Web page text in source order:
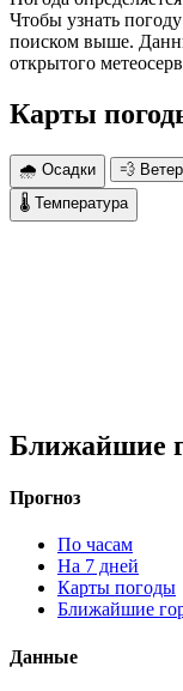
Чтобы узнать
поиском выше.
открытого
Карты
🌧 Осадки 💨
🌡 Температура
Ближайшие
Прогноз
По часам
На 7 дней
Карты погоды
Ближайшие
Данные